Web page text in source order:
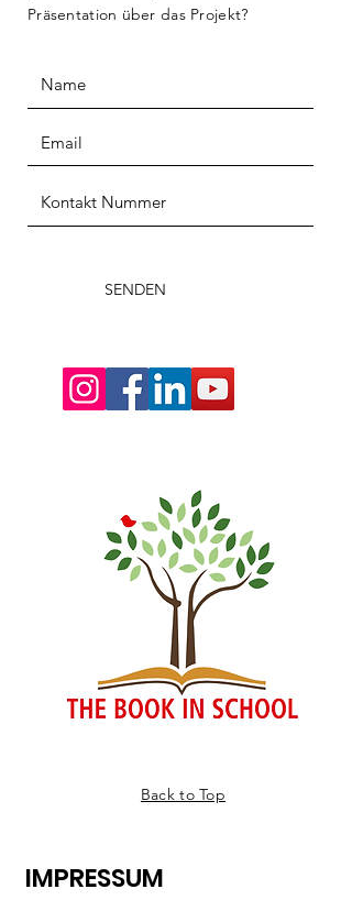
Präsentation über das Projekt?
SENDEN
Back to Top
IMPRESSUM